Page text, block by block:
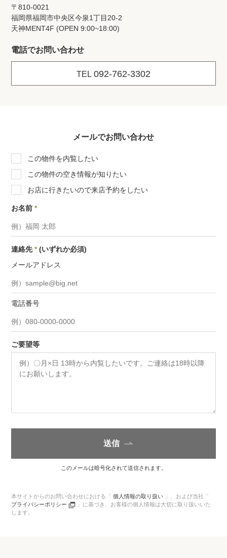
〒810-0021
福岡県福岡市中央区今泉1丁目20‐2
天神MENT4F (OPEN 9:00~18:00)
電話でお問い合わせ
TEL 092-762-3302
メールでお問い合わせ
この物件を内覧したい
この物件の空き情報が知りたい
お店に行きたいので来店予約をしたい
お名前*
連絡先* (いずれか必須)
メールアドレス
電話番号
ご要望等
送信
このメールは暗号化されて送信されます。
本サイトからのお問い合わせにおける「個人情報の取り扱い 」、 および当社「
プライバシーポリシー
」に基づき、 お客様の個人情報は大切に取り扱いいた
します。